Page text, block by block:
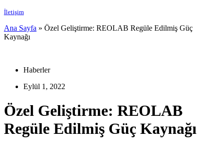
İletişim
Ana Sayfa » Özel Geliştirme: REOLAB Regüle Edilmiş Güç
Kaynağı
Haberler
Eylül 1, 2022
Özel Geliştirme: REOLAB
Regüle Edilmiş Güç Kaynağı